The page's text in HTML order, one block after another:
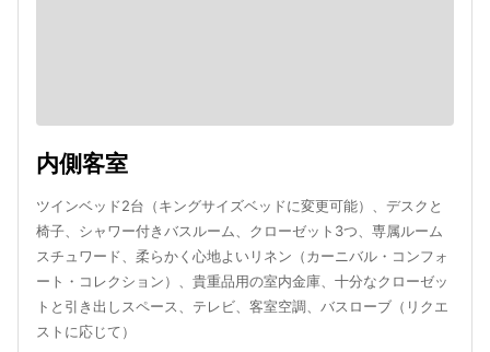
内側客室
ツインベッド2台（キングサイズベッドに変更可能）、デスクと
椅子、シャワー付きバスルーム、クローゼット3つ、専属ルーム
スチュワード、柔らかく心地よいリネン（カーニバル・コンフォ
ート・コレクション）、貴重品用の室内金庫、十分なクローゼッ
トと引き出しスペース、テレビ、客室空調、バスローブ（リクエ
ストに応じて）